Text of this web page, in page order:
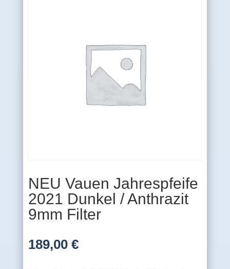
NEU Vauen Jahrespfeife
2021 Dunkel / Anthrazit
9mm Filter
189,00 €